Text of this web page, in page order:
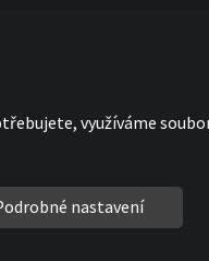
využíváme
nastavení